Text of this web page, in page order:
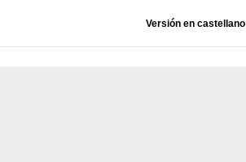
Versión en castellano